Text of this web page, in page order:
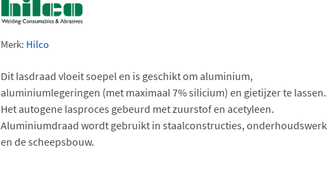
Merk: Hilco
Dit lasdraad vloeit soepel en is geschikt om aluminium,
aluminiumlegeringen (met maximaal 7% silicium) en gietijzer te lassen.
Het autogene lasproces gebeurd met zuurstof en acetyleen.
Aluminiumdraad wordt gebruikt in staalconstructies, onderhoudswerk
en de scheepsbouw.